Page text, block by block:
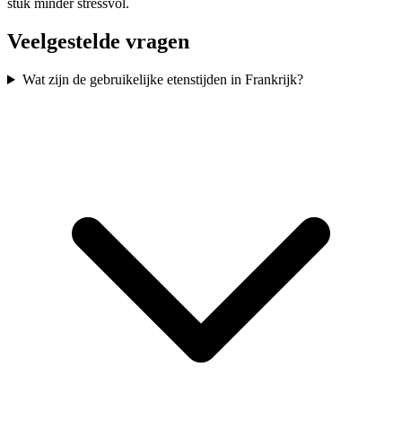
stuk minder stressvol.
Veelgestelde vragen
Wat zijn de gebruikelijke etenstijden in Frankrijk?